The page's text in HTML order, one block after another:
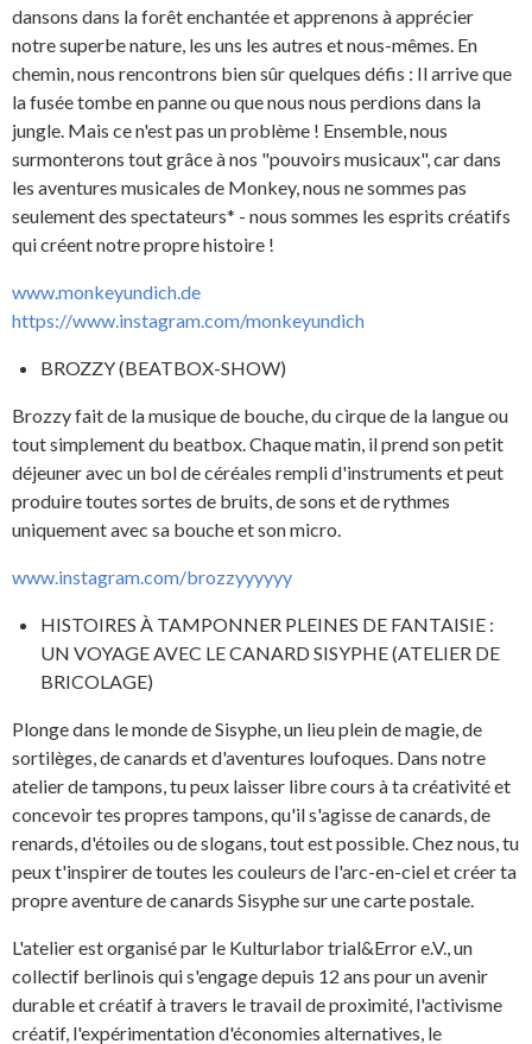
dansons dans la forêt enchantée et apprenons à apprécier
notre superbe nature, les uns les autres et nous-mêmes. En
chemin, nous rencontrons bien sûr quelques défis : Il arrive que
la fusée tombe en panne ou que nous nous perdions dans la
jungle. Mais ce n'est pas un problème ! Ensemble, nous
surmonterons tout grâce à nos "pouvoirs musicaux", car dans
les aventures musicales de Monkey, nous ne sommes pas
seulement des spectateurs* - nous sommes les esprits créatifs
qui créent notre propre histoire !
www.monkeyundich.de
https://www.instagram.com/monkeyundich
BROZZY (BEATBOX-SHOW)
Brozzy fait de la musique de bouche, du cirque de la langue ou
tout simplement du beatbox. Chaque matin, il prend son petit
déjeuner avec un bol de céréales rempli d'instruments et peut
produire toutes sortes de bruits, de sons et de rythmes
uniquement avec sa bouche et son micro.
www.instagram.com/brozzyyyyyy
HISTOIRES À TAMPONNER PLEINES DE FANTAISIE :
UN VOYAGE AVEC LE CANARD SISYPHE (ATELIER DE
BRICOLAGE)
Plonge dans le monde de Sisyphe, un lieu plein de magie, de
sortilèges, de canards et d'aventures loufoques. Dans notre
atelier de tampons, tu peux laisser libre cours à ta créativité et
concevoir tes propres tampons, qu'il s'agisse de canards, de
renards, d'étoiles ou de slogans, tout est possible. Chez nous, tu
peux t'inspirer de toutes les couleurs de l'arc-en-ciel et créer ta
propre aventure de canards Sisyphe sur une carte postale.
L'atelier est organisé par le Kulturlabor trial&Error e.V., un
collectif berlinois qui s'engage depuis 12 ans pour un avenir
durable et créatif à travers le travail de proximité, l'activisme
créatif, l'expérimentation d'économies alternatives, le